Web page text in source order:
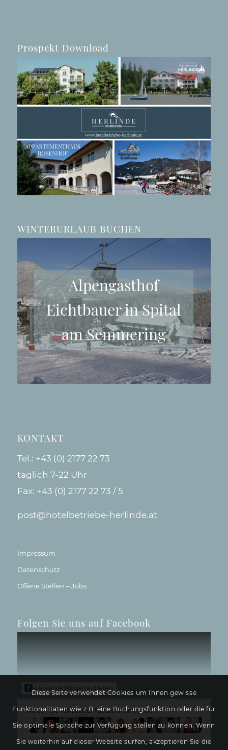
Prospekt Download
WINTERURLAUB BUCHEN
Alpengasthof
Eichtbauer in Spital
am Semmering
KONTAKT
Tel.: +43 (0) 2177 22 73
täglich 7-22 Uhr
Fax: +43 (0) 2177 22 73 / 5
post@hotelbetriebe-herlinde.at
Impressum
Datenschutz
Offene Stellen – Jobs
Folgen Sie uns auf Facebook
Facebook Widget jetzt laden
Werden Sie Teil unserer Facebook Gemeinde
Diese Seite verwendet Cookies um Ihnen gewisse
Funktionalitäten wie z.B. eine Buchungsfunktion oder die für
Sie optimale Sprache zur Verfügung stellen zu können. Wenn
Sie weiterhin auf dieser Website surfen, akzeptieren Sie die